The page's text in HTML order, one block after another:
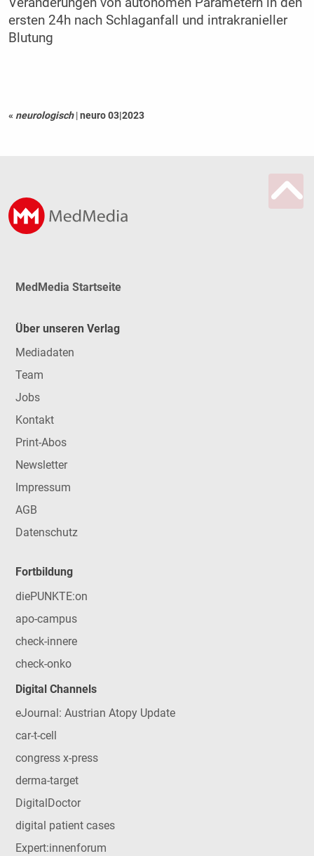
ersten 24h nach Schlaganfall und intrakranieller
Blutung
« neurologisch |neuro 03|2023
MedMedia Startseite
Über unseren Verlag
Mediadaten
Team
Jobs
Kontakt
Print-Abos
Newsletter
Impressum
AGB
Datenschutz
Fortbildung
diePUNKTE:on
apo-campus
check-innere
check-onko
Digital Channels
eJournal: Austrian Atopy Update
car-t-cell
congress x-press
derma-target
DigitalDoctor
digital patient cases
Expert:innenforum